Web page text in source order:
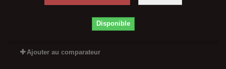
Disponible
Ajouter au comparateur